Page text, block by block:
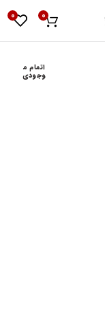
0
0
اتمام م
وجودی